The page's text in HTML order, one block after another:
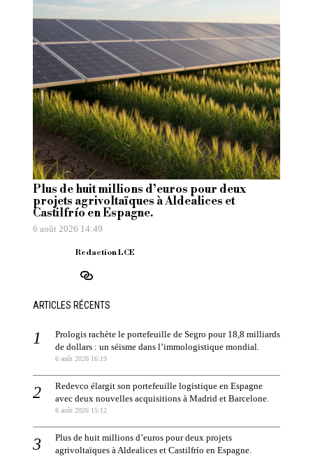
Plus de huit millions d’euros pour deux
projets agrivoltaïques à Aldealices et
Castilfrío en Espagne.
6 août 2026 14:49
Redaction LCE
ARTICLES RÉCENTS
Prologis rachète le portefeuille de Segro pour 18,8 milliards
de dollars : un séisme dans l’immologistique mondial.
6 août 2026 16:19
Redevco élargit son portefeuille logistique en Espagne
avec deux nouvelles acquisitions à Madrid et Barcelone.
6 août 2026 15:12
Plus de huit millions d’euros pour deux projets
agrivoltaïques à Aldealices et Castilfrío en Espagne.